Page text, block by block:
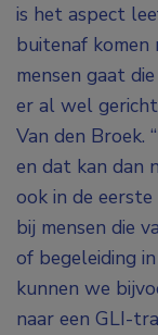
is het aspect
buitenaf komen
mensen gaat
er al wel
Van den Broek.
en dat kan dan
ook in de
bij mensen die
of begeleiding
kunnen we
naar een GLI-